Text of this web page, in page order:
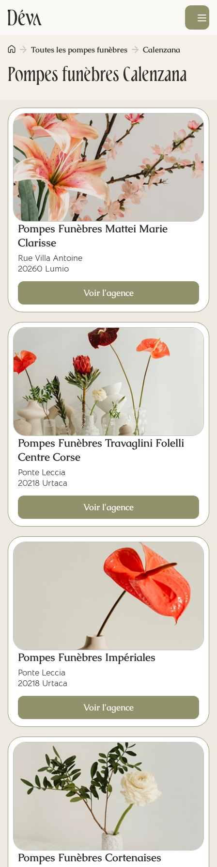
Obsèques
Prévoyance
Monument funéraire
Livraison de fleurs
Blog
Mes dernières volontés
Ouvrir le
Pompes funèbres Calenzana
Toutes les pompes funèbres Calenzana
Pompes Funèbres Mattei Marie
Clarisse
Rue Villa Antoine
20260 Lumio
Voir l'agence
Pompes Funèbres Travaglini Folelli
Centre Corse
Ponte Leccia
20218 Urtaca
Voir l'agence
Pompes Funèbres Impériales
Ponte Leccia
20218 Urtaca
Voir l'agence
Pompes Funèbres Cortenaises